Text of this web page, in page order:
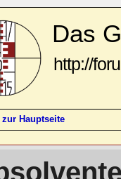
Das
http://
Hauptseite